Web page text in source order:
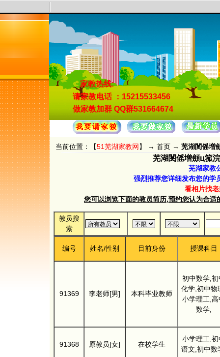
家教热线:
请家教电话 ：15215533456
做家教加群 QQ群531664674
当前位置：【51芜湖家教网】 → 首页 → 芜湖閺傜増
芜湖閺傜増顩ц箛
芜湖家教
强烈推荐您详细发布您的学
看相片找
您可以浏览下面的教员简历,预约您认为合
教员搜
索
编号 姓名/性别 目前身份 授课科目
91369 李老师[男] 本科毕业教师
初中数学,初
化学,初中物
小学理工,高
数学,
91368 原教员[女] 在校学生
小学理工,初
语文,初中数